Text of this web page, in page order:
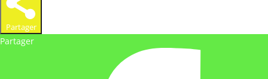
Partager
Partager